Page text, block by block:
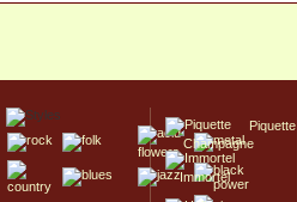
Piquette
Champagne
Immortel